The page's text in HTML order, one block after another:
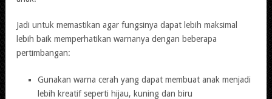
Jadi untuk memastikan agar fungsinya dapat lebih maksimal
lebih baik memperhatikan warnanya dengan beberapa
pertimbangan:
Gunakan warna cerah yang dapat membuat anak menjadi
lebih kreatif seperti hijau, kuning dan biru